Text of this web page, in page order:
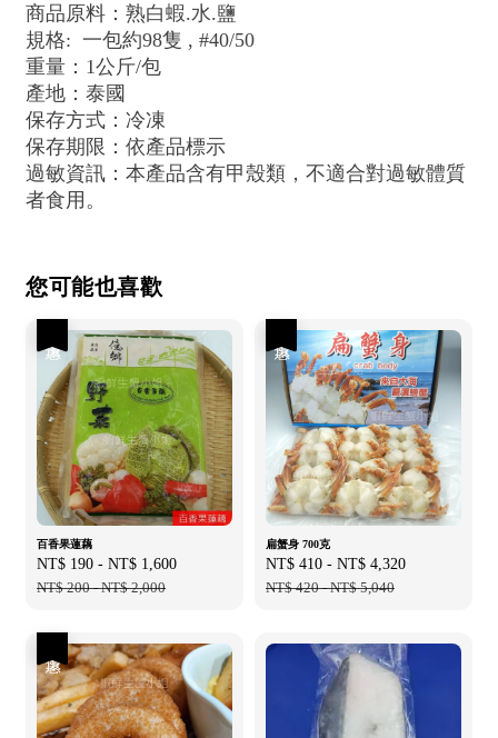
商品原料：熟白蝦.水.鹽
規格: 一包約98隻 , #40/50
重量：1公斤/包
產地：泰國
保存方式：冷凍
保存期限：依產品標示
過敏資訊：本產品含有甲殼類，不適合對過敏體質
者食用。
您可能也喜歡
百香果蓮藕
Sale
price
NT$ 190 - NT$ 1,600
NT$ 200-NT$ 2,000
扁蟹身 700克
Sale
price
NT$ 410 - NT$ 4,320
NT$ 420-NT$ 5,040